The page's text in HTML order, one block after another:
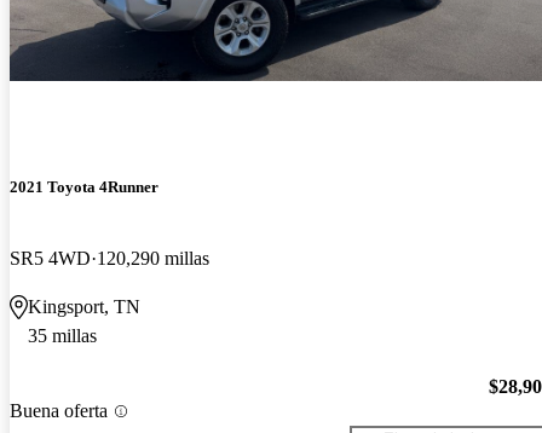
2021 Toyota 4Runner
SR5 4WD 120,290 millas
Kingsport, TN
35 millas
Buena oferta